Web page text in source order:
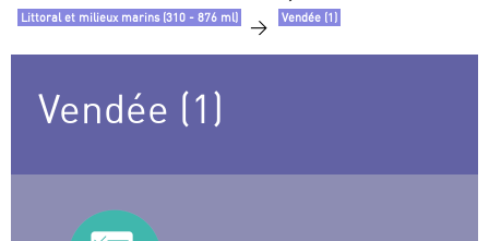
Littoral et milieux marins (310 - 876 ml) > Vendée (1)
Vendée (1)